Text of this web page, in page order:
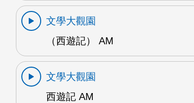
文學大觀園
（西遊記） AM
文學大觀園
西遊記 AM